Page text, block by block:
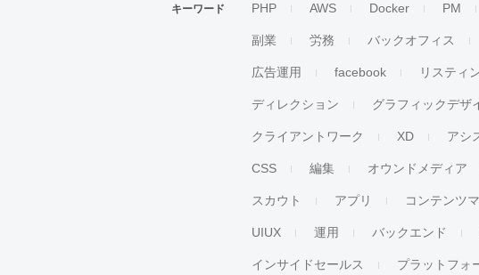
キーワード PHP AWS Docker PM
副業 労務 バックオフィス
広告運用 facebook リスティ
ディレクション グラフィックデザ
クライアントワーク XD アシ
CSS 編集 オウンドメディア
スカウト アプリ コンテンツ
UIUX 運用 バックエンド
インサイドセールス プラットフォ